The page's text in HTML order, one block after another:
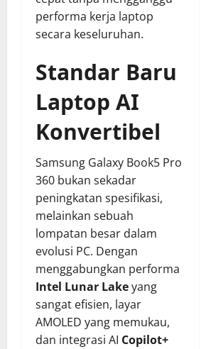
performa kerja laptop
secara keseluruhan.
Standar Baru
Laptop AI
Konvertibel
Samsung Galaxy Book5 Pro
360 bukan sekadar
peningkatan spesifikasi,
melainkan sebuah
lompatan besar dalam
evolusi PC. Dengan
menggabungkan performa
Intel Lunar Lakeyang
sangat efisien, layar
AMOLED yang memukau,
dan integrasi AI Copilot+